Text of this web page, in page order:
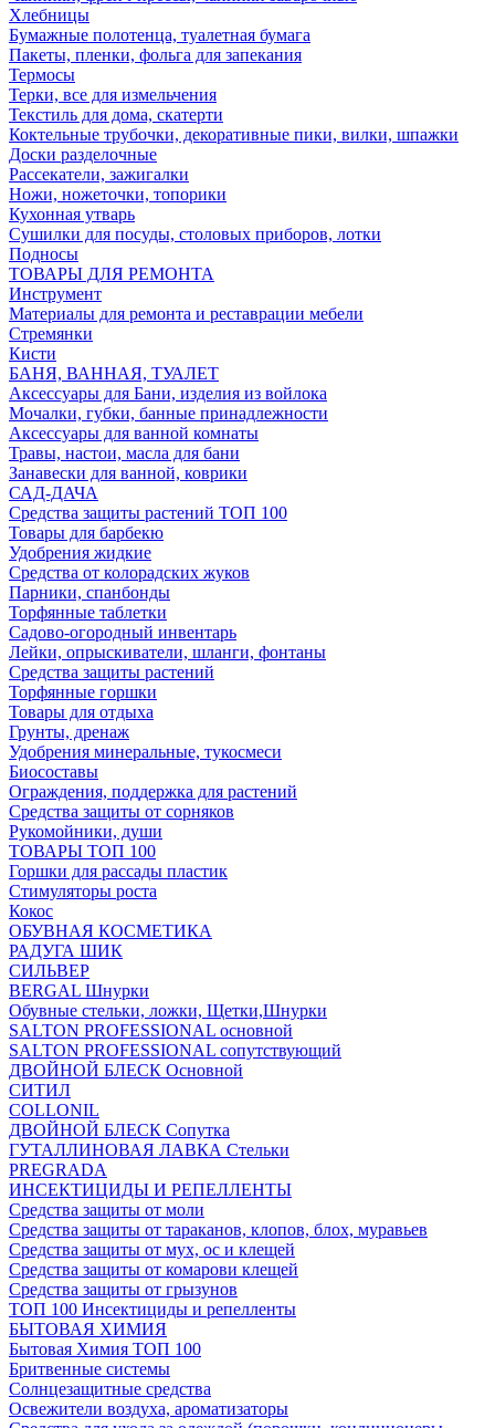
Хлебницы
Бумажные полотенца, туалетная бумага
Пакеты, пленки, фольга для запекания
Термосы
Терки, все для измельчения
Текстиль для дома, скатерти
Коктельные трубочки, декоративные пики, вилки, шпажки
Доски разделочные
Рассекатели, зажигалки
Ножи, ножеточки, топорики
Кухонная утварь
Сушилки для посуды, столовых приборов, лотки
Подносы
ТОВАРЫ ДЛЯ РЕМОНТА
Инструмент
Материалы для ремонта и реставрации мебели
Стремянки
Кисти
БАНЯ, ВАННАЯ, ТУАЛЕТ
Аксессуары для Бани, изделия из войлока
Мочалки, губки, банные принадлежности
Аксессуары для ванной комнаты
Травы, настои, масла для бани
Занавески для ванной, коврики
САД-ДАЧА
Средства защиты растений ТОП 100
Товары для барбекю
Удобрения жидкие
Средства от колорадских жуков
Парники, спанбонды
Торфянные таблетки
Садово-огородный инвентарь
Лейки, опрыскиватели, шланги, фонтаны
Средства защиты растений
Торфянные горшки
Товары для отдыха
Грунты, дренаж
Удобрения минеральные, тукосмеси
Биосоставы
Ограждения, поддержка для растений
Средства защиты от сорняков
Рукомойники, души
ТОВАРЫ ТОП 100
Горшки для рассады пластик
Стимуляторы роста
Кокос
ОБУВНАЯ КОСМЕТИКА
РАДУГА ШИК
СИЛЬВЕР
BERGAL Шнурки
Обувные стельки, ложки, Щетки,Шнурки
SALTON PROFESSIONAL основной
SALTON PROFESSIONAL сопутствующий
ДВОЙНОЙ БЛЕСК Основной
СИТИЛ
COLLONIL
ДВОЙНОЙ БЛЕСК Сопутка
ГУТАЛЛИНОВАЯ ЛАВКА Стельки
PREGRADA
ИНСЕКТИЦИДЫ И РЕПЕЛЛЕНТЫ
Средства защиты от моли
Средства защиты от тараканов, клопов, блох, муравьев
Средства защиты от мух, ос и клещей
Средства защиты от комарови клещей
Средства защиты от грызунов
ТОП 100 Инсектициды и репелленты
БЫТОВАЯ ХИМИЯ
Бытовая Химия ТОП 100
Бритвенные системы
Солнцезащитные средства
Освежители воздуха, ароматизаторы